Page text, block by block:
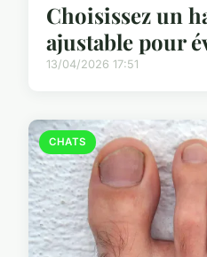
Choisissez un
ajustable pour
13/04/2026 17:51
CHATS